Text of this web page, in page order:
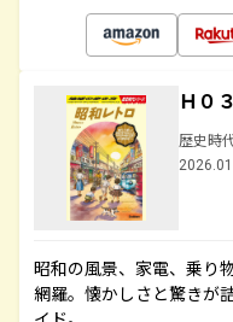
Ｈ０
歴史時
昭和の風景、家電、乗り
網羅。懐かしさと驚きが